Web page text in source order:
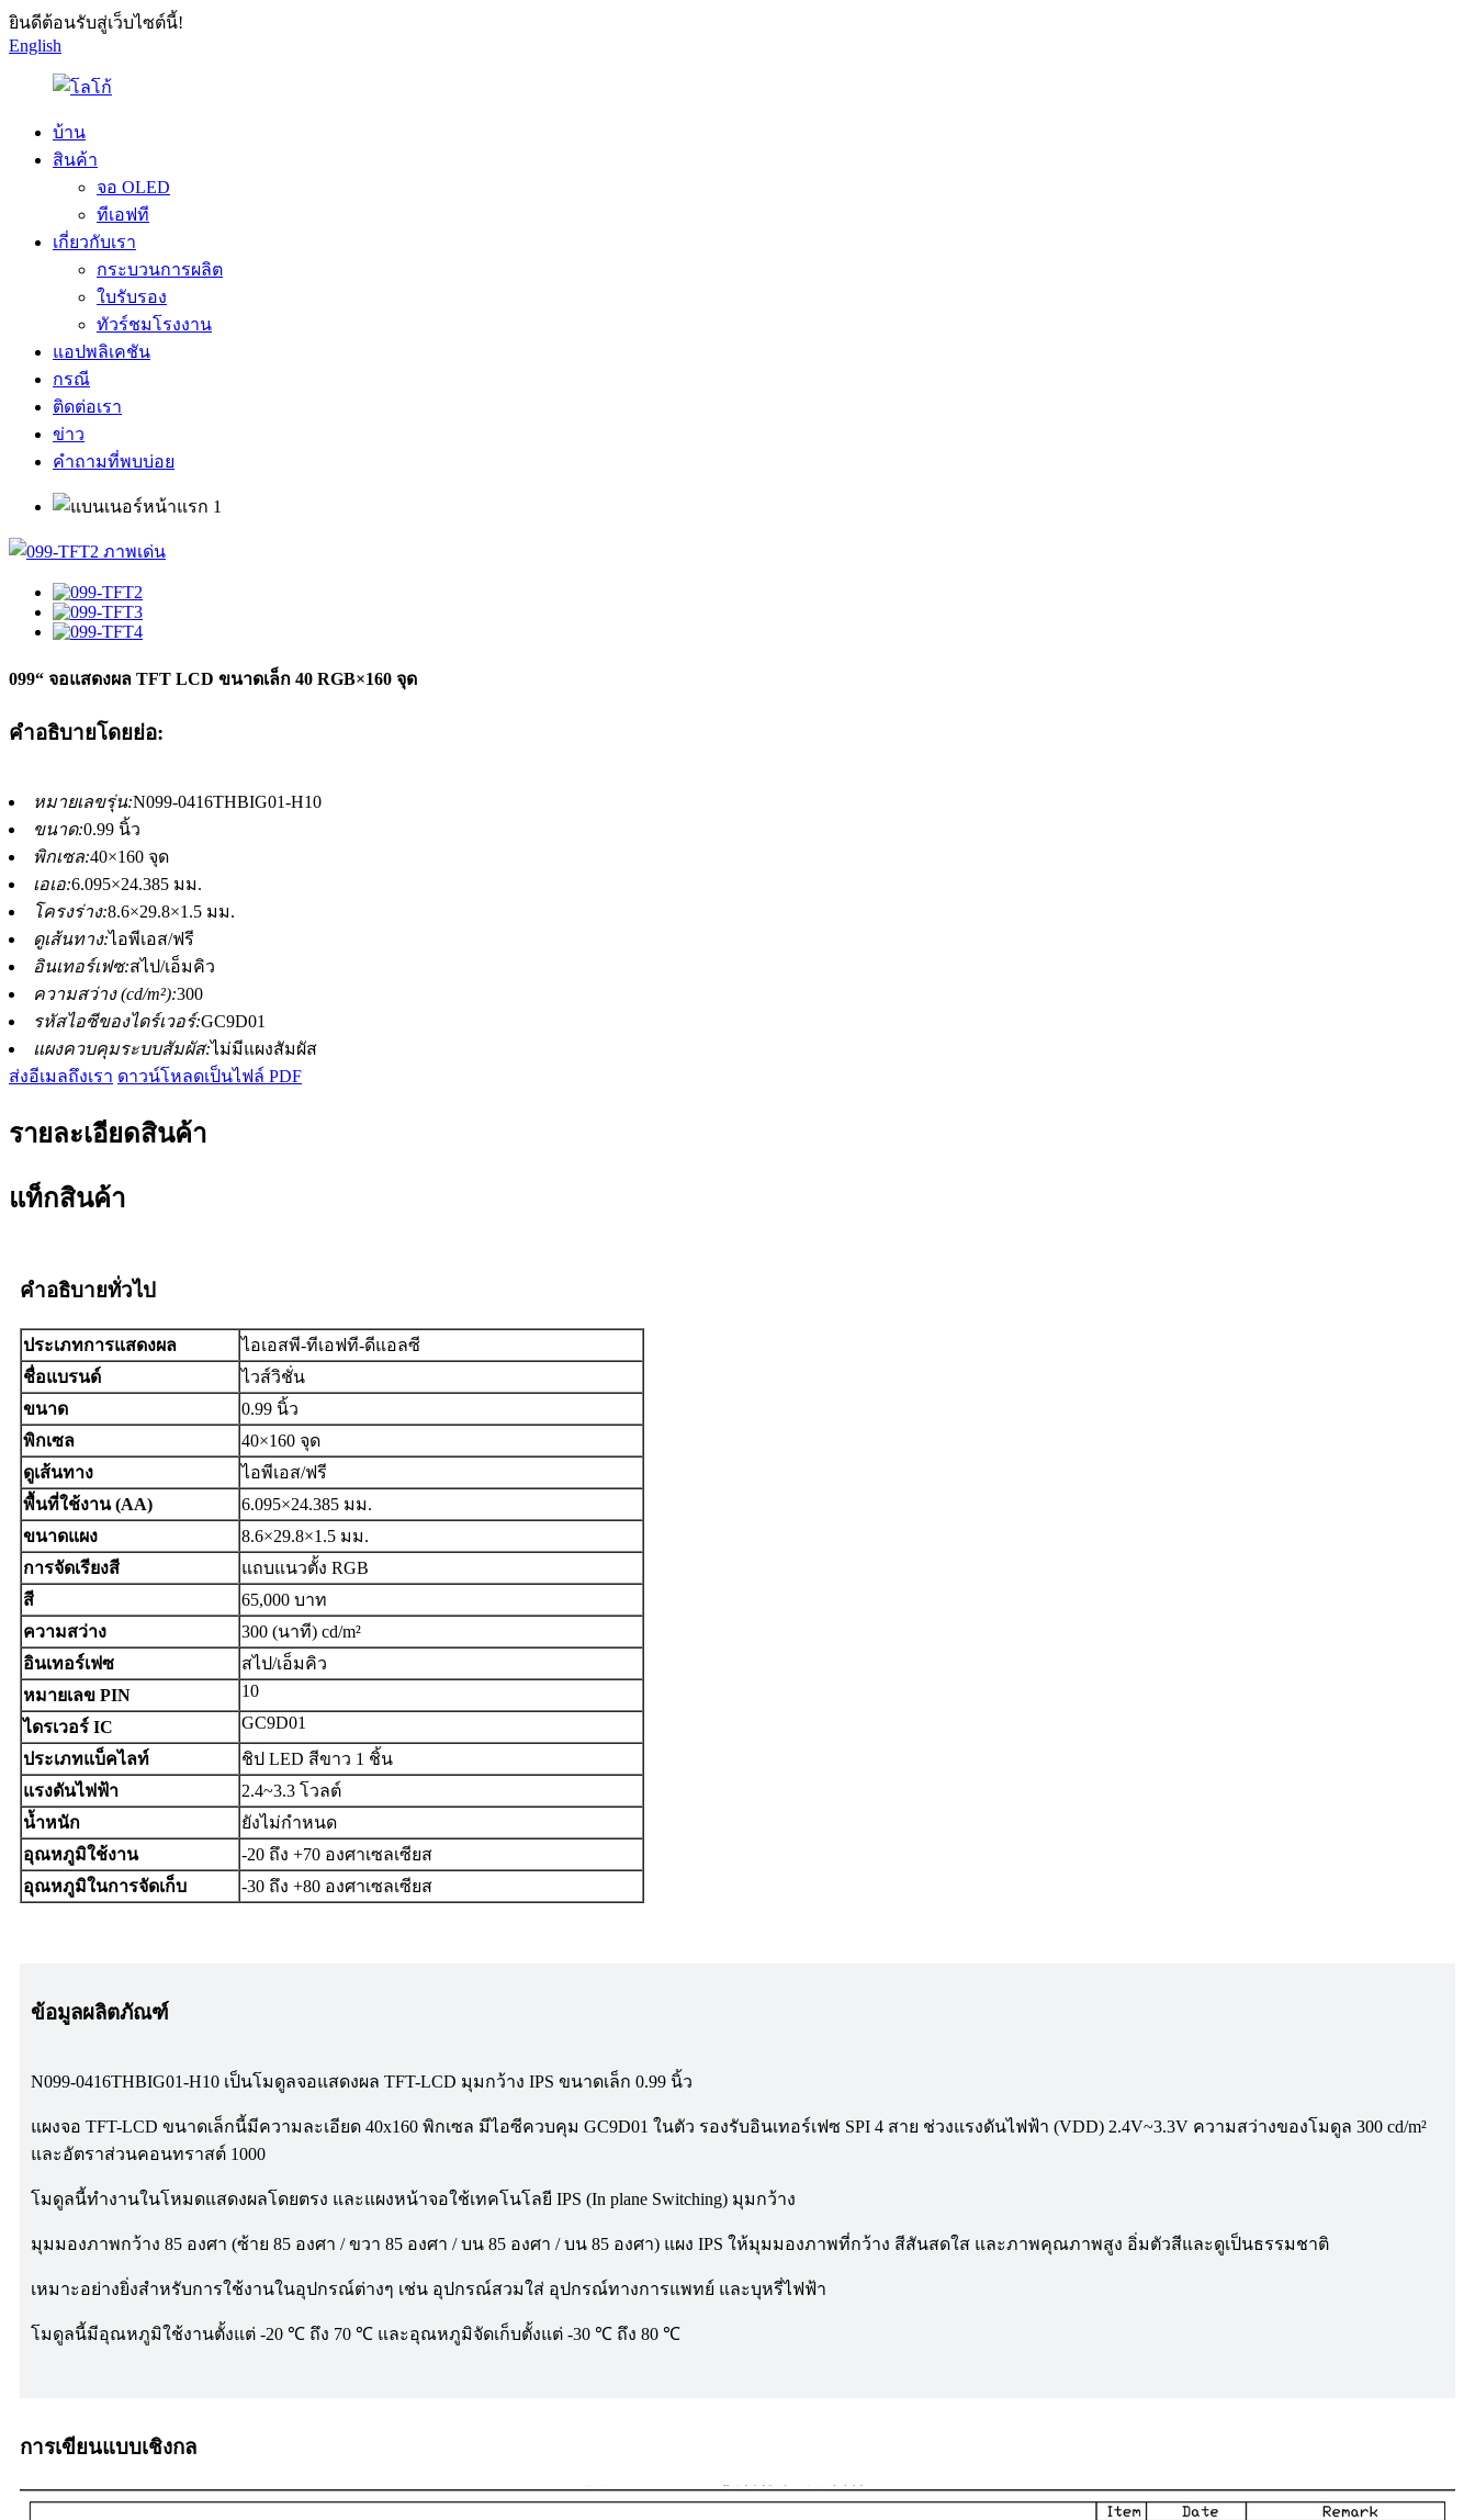
ยินดีต้อนรับสู่เว็บไซต์นี้!
English
บ้าน
สินค้า
จอ OLED
ทีเอฟที
เกี่ยวกับเรา
กระบวนการผลิต
ใบรับรอง
ทัวร์ชมโรงงาน
แอปพลิเคชัน
กรณี
ติดต่อเรา
ข่าว
คำถามที่พบบ่อย
099“ จอแสดงผล TFT LCD ขนาดเล็ก 40 RGB×160 จุด
คำอธิบายโดยย่อ:
หมายเลขรุ่น:N099-0416THBIG01-H10
ขนาด:0.99 นิ้ว
พิกเซล:40×160 จุด
เอเอ:6.095×24.385 มม.
โครงร่าง:8.6×29.8×1.5 มม.
ดูเส้นทาง:ไอพีเอส/ฟรี
อินเทอร์เฟซ:สไป/เอ็มคิว
ความสว่าง (cd/m²):300
รหัสไอซีของไดร์เวอร์:GC9D01
แผงควบคุมระบบสัมผัส:ไม่มีแผงสัมผัส
ส่งอีเมลถึงเรา ดาวน์โหลดเป็นไฟล์ PDF
รายละเอียดสินค้า
แท็กสินค้า
คำอธิบายทั่วไป
ประเภทการแสดงผล
ไอเอสพี-ทีเอฟที-ดีแอลซี
ชื่อแบรนด์
ไวส์วิชั่น
ขนาด
0.99 นิ้ว
พิกเซล
40×160 จุด
ดูเส้นทาง
ไอพีเอส/ฟรี
พื้นที่ใช้งาน (AA)
6.095×24.385 มม.
ขนาดแผง
8.6×29.8×1.5 มม.
การจัดเรียงสี
แถบแนวตั้ง RGB
สี
65,000 บาท
ความสว่าง
300 (นาที) cd/m²
อินเทอร์เฟซ
สไป/เอ็มคิว
หมายเลข PIN
10
ไดรเวอร์ IC
GC9D01
ประเภทแบ็คไลท์
ชิป LED สีขาว 1 ชิ้น
แรงดันไฟฟ้า
2.4~3.3 โวลต์
น้ำหนัก
ยังไม่กำหนด
อุณหภูมิใช้งาน
-20 ถึง +70 องศาเซลเซียส
อุณหภูมิในการจัดเก็บ
-30 ถึง +80 องศาเซลเซียส
ข้อมูลผลิตภัณฑ์
N099-0416THBIG01-H10 เป็นโมดูลจอแสดงผล TFT-LCD มุมกว้าง IPS ขนาดเล็ก 0.99 นิ้ว
แผงจอ TFT-LCD ขนาดเล็กนี้มีความละเอียด 40x160 พิกเซล มีไอซีควบคุม GC9D01 ในตัว รองรับอินเทอร์เฟซ SPI 4 สาย ช่วงแรงดันไฟฟ้า (VDD) 2.4V~3.3V ความสว่างของโมดูล 300 cd/m²
และอัตราส่วนคอนทราสต์ 1000
โมดูลนี้ทำงานในโหมดแสดงผลโดยตรง และแผงหน้าจอใช้เทคโนโลยี IPS (In plane Switching) มุมกว้าง
มุมมองภาพกว้าง 85 องศา (ซ้าย 85 องศา / ขวา 85 องศา / บน 85 องศา / บน 85 องศา) แผง IPS ให้มุมมองภาพที่กว้าง สีสันสดใส และภาพคุณภาพสูง อิ่มตัวสีและดูเป็นธรรมชาติ
เหมาะอย่างยิ่งสำหรับการใช้งานในอุปกรณ์ต่างๆ เช่น อุปกรณ์สวมใส่ อุปกรณ์ทางการแพทย์ และบุหรี่ไฟฟ้า
โมดูลนี้มีอุณหภูมิใช้งานตั้งแต่ -20 ℃ ถึง 70 ℃ และอุณหภูมิจัดเก็บตั้งแต่ -30 ℃ ถึง 80 ℃
การเขียนแบบเชิงกล